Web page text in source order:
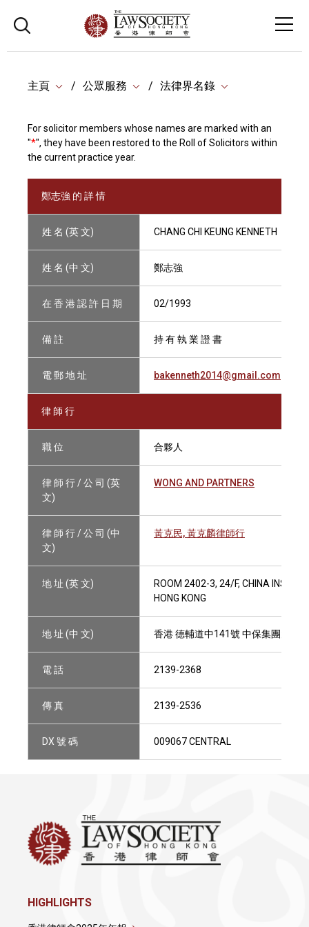
主頁 公眾服務 法律界名錄
For solicitor members whose names are marked with an
"*", they have been restored to the Roll of Solicitors within
the current practice year.
鄭志強 的 詳 情
姓 名 (英 文) CHANG CHI KEUNG KENNETH
姓 名 (中 文) 鄭志強
在 香 港 認 許 日 期 02/1993
備 註 持 有 執 業 證 書
電 郵 地 址 bakenneth2014@gmail.com
律 師 行
職 位 合夥人
律 師 行 / 公 司 (英
文)
WONG AND PARTNERS
律 師 行 / 公 司 (中
文)
黃克民, 黃克麟律師行
地 址 (英 文)
ROOM 2402-3, 24/F, CHINA
HONG KONG
地 址 (中 文) 香港 德輔道中141號 中保集團大廈
電 話 2139-2368
傳 真 2139-2536
DX 號 碼 009067 CENTRAL
HIGHLIGHTS